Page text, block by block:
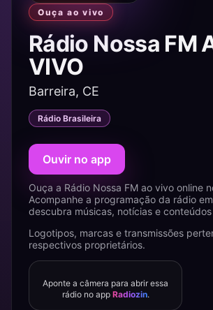
Ouça ao vivo
Rádio Nossa FM
VIVO
Barreira, CE
Rádio Brasileira
Ouvir no app
Ouça a Rádio Nossa FM ao vivo online
Acompanhe a programação da rádio
descubra músicas, notícias e
Logotipos, marcas e transmissões
respectivos proprietários.
Aponte a câmera para abrir essa
rádio no app Radiozin.